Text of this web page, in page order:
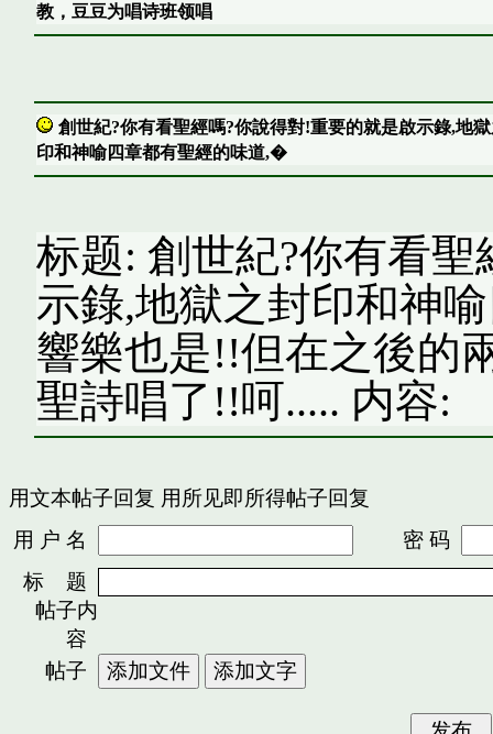
教，豆豆为唱诗班领唱
創世紀?你有看聖經嗎?你說得對!重要的就是啟示錄,地
印和神喻四章都有聖經的味道,�
标题: 創世紀?你有看
示錄,地獄之封印和神
響樂也是!!但在之後的
聖詩唱了!!呵..... 内容:
用文本帖子回复 用所见即所得帖子回复
用 户 名
密 码
标 题
帖子内
容
帖子